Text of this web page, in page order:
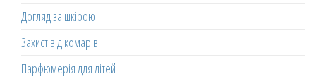
Догляд за шкірою
Захист від комарів
Парфюмерія для дітей